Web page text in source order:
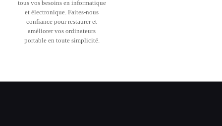
tous vos besoins en informatique
et électronique. Faites-nous
confiance pour restaurer et
améliorer vos ordinateurs
portable en toute simplicité.